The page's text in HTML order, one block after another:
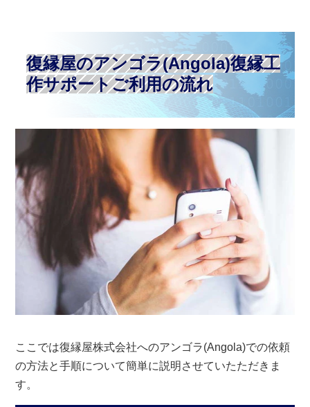
復縁屋のアンゴラ(Angola)復縁工
作サポートご利用の流れ
ここでは復縁屋株式会社へのアンゴラ(Angola)での依頼
の方法と手順について簡単に説明させていたただきま
す。